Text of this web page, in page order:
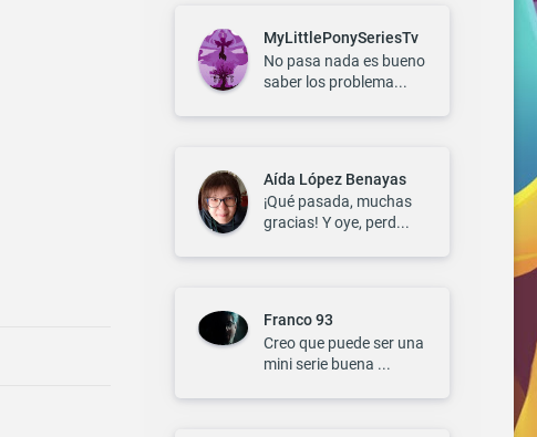
MyLittlePonySeriesTv
No pasa nada es bueno
saber los problema...
Aída López Benayas
¡Qué pasada, muchas
gracias! Y oye, perd...
Franco 93
Creo que puede ser una
mini serie buena ...